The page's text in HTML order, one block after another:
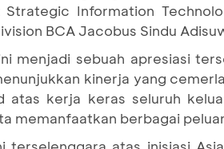
Information
BCA Jacobus Sindu
menjadi sebuah apresiasi
kinerja yang
atas kerja keras seluruh
memanfaatkan berbagai